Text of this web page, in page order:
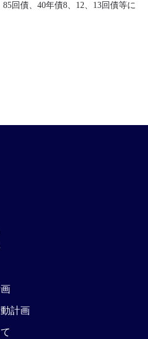
回債、40年債8、12、13回債等に
計画